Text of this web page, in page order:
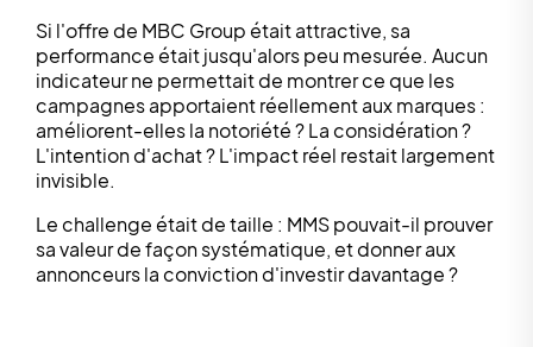
Si l'offre de MBC Group était attractive, sa
performance était jusqu'alors peu mesurée. Aucun
indicateur ne permettait de montrer ce que les
campagnes apportaient réellement aux marques :
améliorent-elles la notoriété ? La considération ?
L'intention d'achat ? L'impact réel restait largement
invisible.
Le challenge était de taille : MMS pouvait-il prouver
sa valeur de façon systématique, et donner aux
annonceurs la conviction d'investir davantage ?